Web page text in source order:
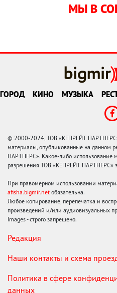
МЫ В
ГОРОД КИНО МУЗЫКА
© 2000-2024, ТОВ «КЕПРЕЙТ
материалы, опубликованные на данном
ПАРТНЕРС». Какое-либо использование
разрешения ТОВ «КЕПРЕЙТ ПАРТНЕРС»
При правомерном использовании
afisha.bigmir.net обязательна.
Любое копирование, перепечатка и
произведений и/или аудиовизуальных
Images - строго запрещено.
Редакция
Наши контакты и схема
Политика в сфере
данных